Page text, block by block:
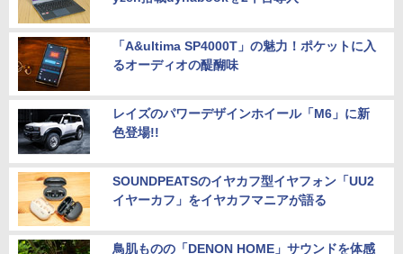
「A&ultima SP4000T」の魅力！ポケットに入
るオーディオの醍醐味
レイズのパワーデザインホイール「M6」に新
色登場!!
SOUNDPEATSのイヤカフ型イヤフォン「UU2
イヤーカフ」をイヤカフマニアが語る
鳥肌ものの「DENON HOME」サウンドを体感